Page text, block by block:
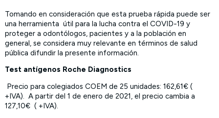
Tomando en consideración que esta prueba rápida puede ser
una herramienta útil para la lucha contra el COVID-19 y
proteger a odontólogos, pacientes y a la población en
general, se considera muy relevante en términos de salud
pública difundir la presente información.
Test antígenos Roche Diagnostics
Precio para colegiados COEM de 25 unidades: 162,61€ (
+IVA). A partir del 1 de enero de 2021, el precio cambia a
127,10€ ( +IVA).